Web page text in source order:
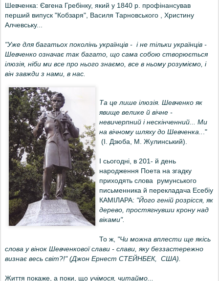
Шевченка: Євгена Гребінку, який у 1840 р. профінансував
перший випуск "Кобзаря", Василя Тарновського , Христину
Алчевську...
"Уже для багатьох поколінь українців - і не тільки українців -
Шевченко означає так багато, що сама собою створюється
ілюзія, ніби ми все про нього знаємо, все в ньому розуміємо, і
він завжди з нами, в нас.
Та це лише ілюзія. Шевченко як
явище велике й вічне -
невичерпний і нескінченний... Ми
на вічному шляху до Шевченка..
."
(І. Дзюба, М. Жулинський).
І сьогодні, в 201- й день
народження Поета на згадку
приходять слова румунського
письменника й перекладача Есебіу
КАМІЛАРА: "Його геній розрісся, як
дерево, простягнувши крону над
віками".
То ж, "Чи можна вплести ще якісь
слова у вінок Шевченкової слави - слави, яку беззастережно
визнає весь світ?!" (Джон Ернест СТЕЙНБЕК, США).
Життя покаже, а поки, що учімося, читаймо...